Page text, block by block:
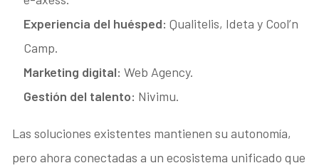
Experiencia del huésped: Qualitelis, Ideta y Cool’n
Camp.
Marketing digital: Web Agency.
Gestión del talento: Nivimu.
Las soluciones existentes mantienen su autonomía,
pero ahora conectadas a un ecosistema unificado que